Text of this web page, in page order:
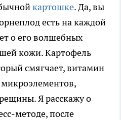
картошке. Да, вы
есть на каждой
о его волшебных
кожи. Картофель
смягчает, витамин
Я расскажу о
методе, после